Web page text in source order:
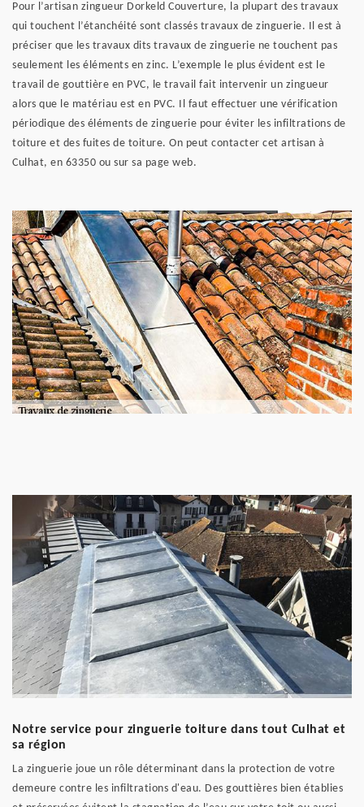
Pour l’artisan zingueur Dorkeld Couverture, la plupart des travaux
qui touchent l’étanchéité sont classés travaux de zinguerie. Il est à
préciser que les travaux dits travaux de zinguerie ne touchent pas
seulement les éléments en zinc. L’exemple le plus évident est le
travail de gouttière en PVC, le travail fait intervenir un zingueur
alors que le matériau est en PVC. Il faut effectuer une vérification
périodique des éléments de zinguerie pour éviter les infiltrations de
toiture et des fuites de toiture. On peut contacter cet artisan à
Culhat, en 63350 ou sur sa page web.
Notre service pour zinguerie toiture dans tout Culhat et
sa région
La zinguerie joue un rôle déterminant dans la protection de votre
demeure contre les infiltrations d'eau. Des gouttières bien établies